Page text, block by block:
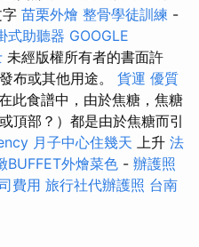
苗栗外燴 整骨學徒訓練 -
式助聽器 GOOGLE
未經版權所有者的書面許
布或其他用途。 貨運 優質
此食譜中，由於焦糖，焦糖
頂部？）都是由於焦糖而引
月子中心住幾天 上升 法
BUFFET外燴菜色 - 辦護照
費用 旅行社代辦護照 台南